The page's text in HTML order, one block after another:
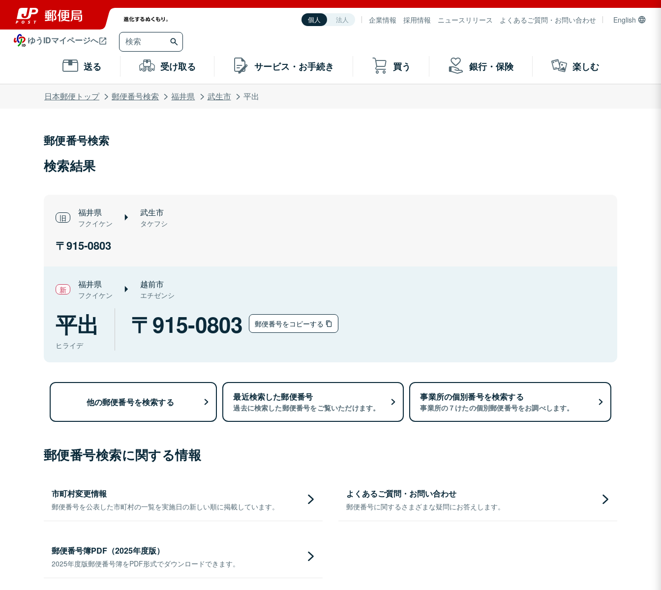
個人 法人 企業情報 採用情報 ニュースリリース よくあるご質問・お問い合わせ English
ゆうIDマイページへ
送る 受け取る サービス・お手続き 買う 銀行・保険 楽しむ
日本郵便トップ 郵便番号検索 福井県 武生市 平出
郵便番号検索
検索結果
福井県
フクイケン
武生市
タケフシ
915-0803
福井県
フクイケン
越前市
エチゼンシ
平出
ヒライデ
915-0803 郵便番号をコピーする
他の郵便番号を検索する 最近検索した郵便番号
過去に検索した郵便番号をご覧いただけます。
事業所の個別番号を検索する
事業所の７けたの個別郵便番号をお調べします。
郵便番号検索に関する情報
市町村変更情報
郵便番号を公表した市町村の一覧を実施日の新しい順に掲載しています。
よくあるご質問・お問い合わせ
郵便番号に関するさまざまな疑問にお答えします。
郵便番号簿PDF（2025年度版）
2025年度版郵便番号簿をPDF形式でダウンロードできます。